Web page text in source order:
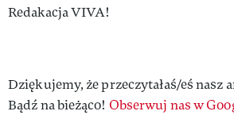
Authors
Redakacja VIVA!
Dziękujemy, że przeczytałaś/eś nasz
Bądź na bieżąco! Obserwuj nas w